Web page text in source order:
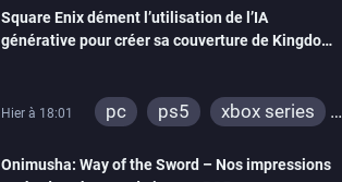
Square Enix dément l’utilisation de l’IA
générative pour créer sa couverture de Kingdom
Hier à 18:01 pc ps5
xbox series
Onimusha: Way of the Sword – Nos impressions